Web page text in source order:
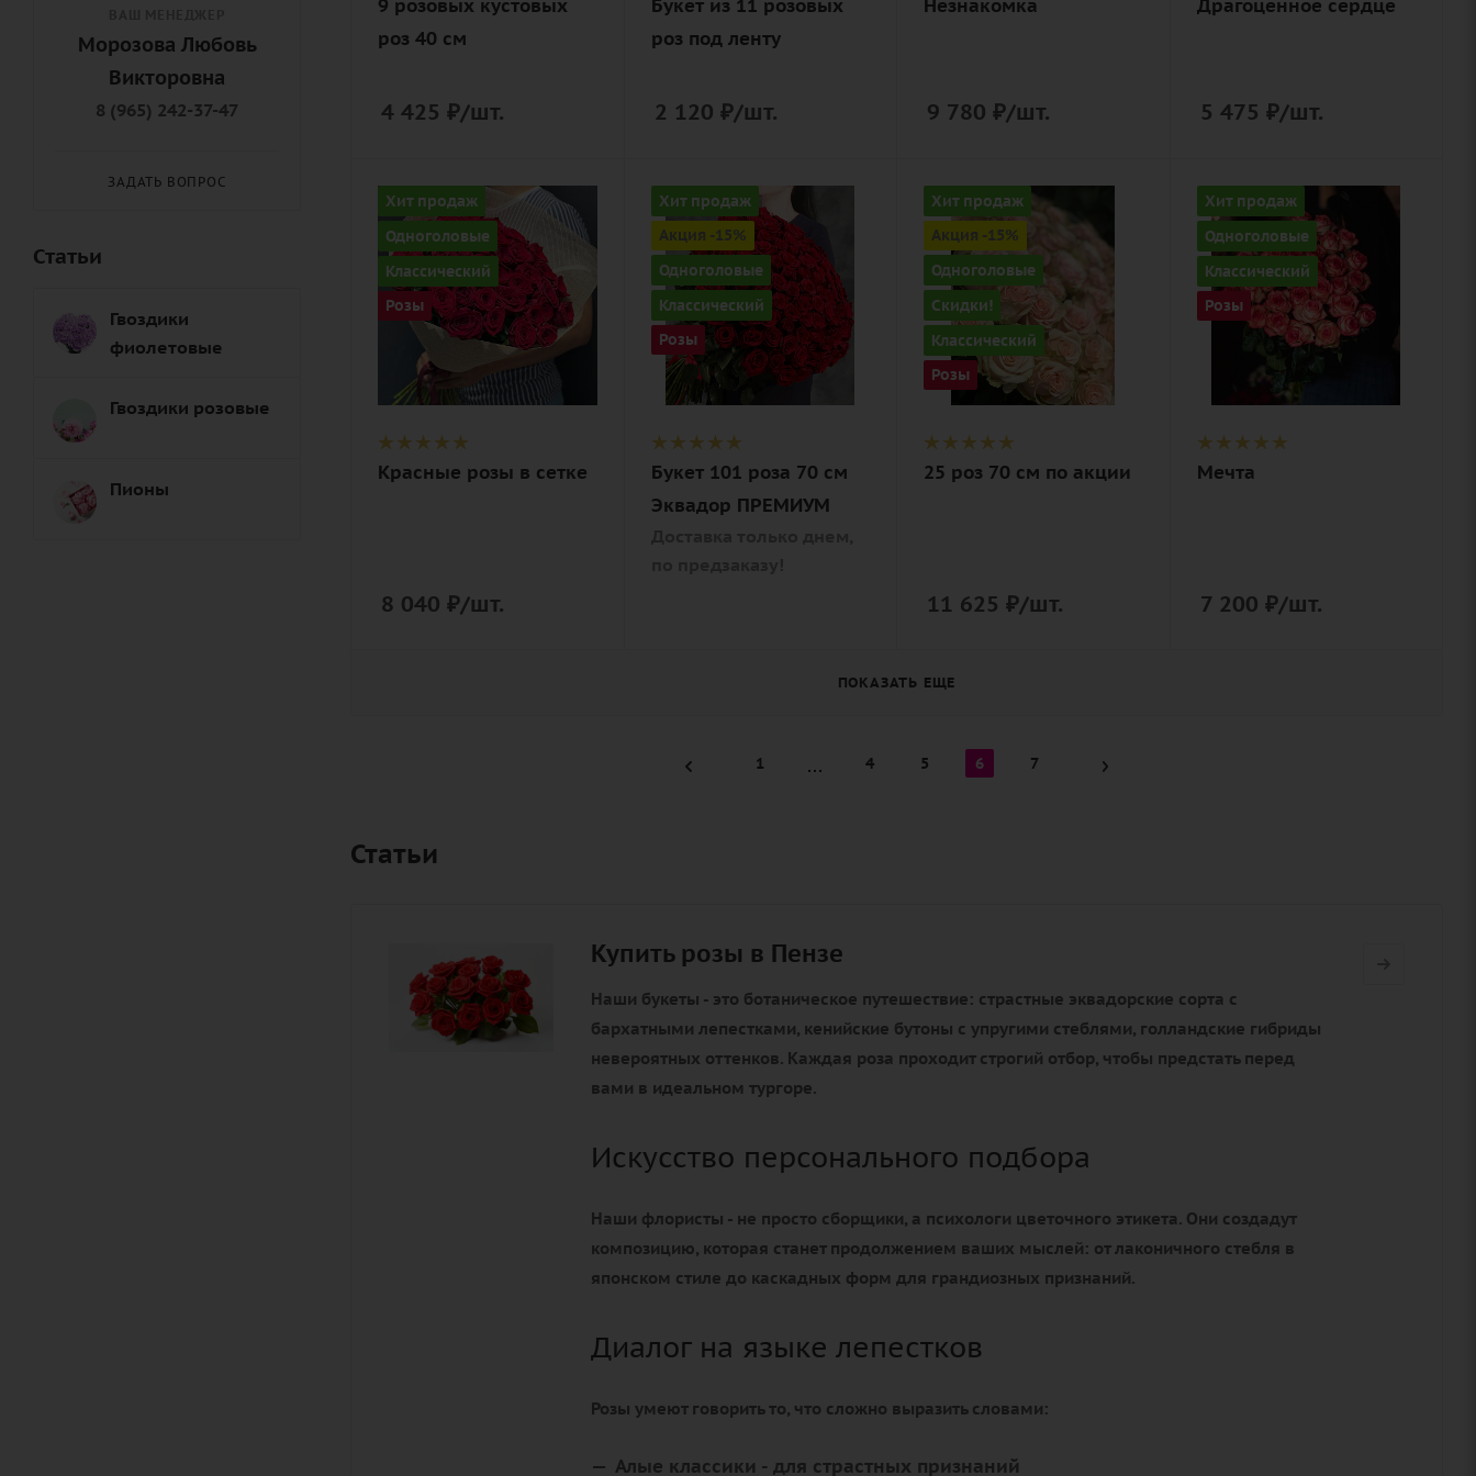
9 розовых кустовых
роз 40 см
4 425 ₽/шт.
Букет из 11 розовых
роз под ленту
2 120 ₽/шт.
Незнакомка
9 780 ₽/шт.
упаковка
Драгоценное сердце
5 475 ₽/шт.
Хит продаж
Одноголовые
Классический
Розы
Количество
37
Цвет
алый,
бордовый,
красный,
чайный
Описание
роза, лента,
дизайнерская
упаковка
Красные розы в сетке
8 040 ₽/шт.
Хит продаж
Акция -15%
Одноголовые
Классический
Розы
Количество
101
Цвет
алый,
бордовый,
красный,
чайный
Внимание
Доставка
только днем,
по предзаказу!
Букет 101 роза 70 см
Эквадор ПРЕМИУМ
Хит продаж
Акция -15%
Одноголовые
Скидки!
Классический
Розы
Количество
25
Цвет
кремовый,
нежный
Описание
роза, лента
25 роз 70 см по акции
11 625 ₽/шт.
Хит продаж
Одноголовые
Классический
Розы
Количество
35
Цвет
розовый
Описание
роза, лента
Мечта
7 200 ₽/шт.
ПОКАЗАТЬ ЕЩЕ
1 4 5 6 7
Статьи
Купить розы в Пензе
Наши букеты - это ботаническое путешествие: страстные эквадорские сорта с
бархатными лепестками, кенийские бутоны с упругими стеблями, голландские гибриды
невероятных оттенков. Каждая роза проходит строгий отбор, чтобы предстать перед
вами в идеальном тургоре.
Искусство персонального подбора
Наши флористы - не просто сборщики, а психологи цветочного этикета. Они создадут
композицию, которая станет продолжением ваших мыслей: от лаконичного стебля в
японском стиле до каскадных форм для грандиозных признаний.
Диалог на языке лепестков
Розы умеют говорить то, что сложно выразить словами:
Алые классики - для страстных признаний
Морозова Любовь
Викторовна
8 (965) 242-37-47
ЗАДАТЬ ВОПРОС
Статьи
Гвоздики
фиолетовые
Гвоздики розовые
Пионы